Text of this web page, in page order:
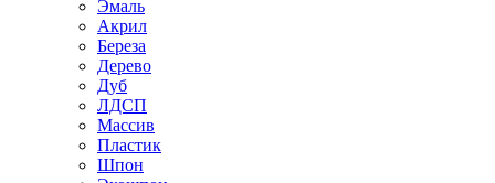
Эмаль
Акрил
Береза
Дерево
Дуб
ЛДСП
Массив
Пластик
Шпон